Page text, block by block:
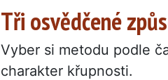
Tři osvědčené
Vyber si metodu podle
charakter křupnosti.